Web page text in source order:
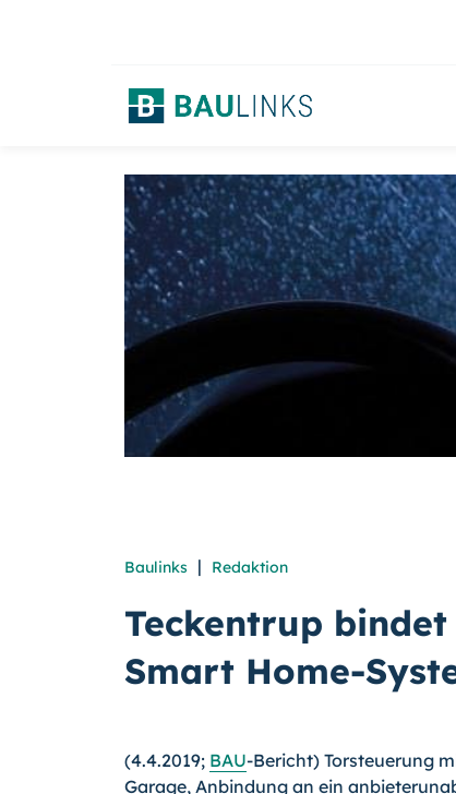
Baulinks | Redaktion
Teckentrup
Smart Home-
(4.4.2019; BAU-Bericht) Torsteuerung
Garage, Anbindung an ein